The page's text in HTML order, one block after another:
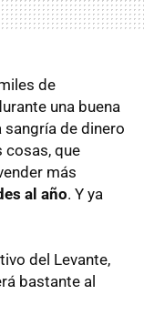
de
una buena
de dinero
cosas, que
más
al año. Y ya
del Levante,
bastante al